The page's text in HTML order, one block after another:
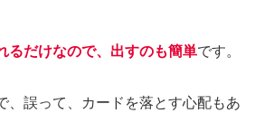
るだけなので、出すのも簡単です。
、誤って、カードを落とす心配もあ